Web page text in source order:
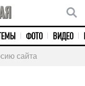
ТЕМЫ ФОТО ВИДЕО
сайта